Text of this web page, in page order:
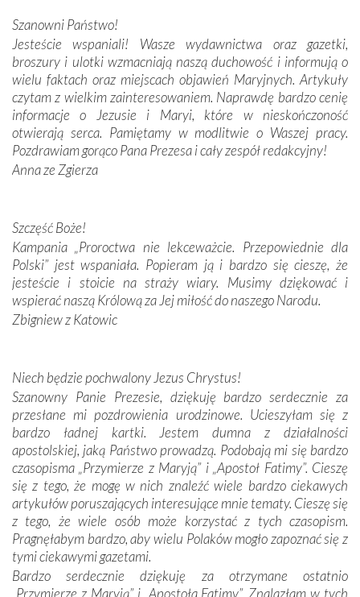
budowniczych.
Podążyliśmy też śladami fatimskich wizjonerów – Łucji
dos Santos oraz świętych Hiacynty i Franciszka Marto.
Modliliśmy się przy ich grobach. Odprawiliśmy Drogę
Krzyżową w ich rodzinnych stronach, odwiedziliśmy
domy, w których żyli.
W miejscu objawień Matki Bożej zapaliliśmy świece
Podczas tej kilkudniowej wyprawy na każdym kroku
spotykaliśmy się z serdeczną otwartością
Portugalczyków. Podziwialiśmy ich ludową sztukę i
zwyczaje. Mimo że nasze kraje są od siebie bardzo
oddalone, w żaden sposób nie czuliśmy się obco.
Sprawiła to oczywiście sama Matka Boża, ale też
kulturowa bliskość biorąca swój początek w naszej
mieliśmy okazję przekonać się, że Maryja swoją opieką
otacza nie tylko nasz naród, lecz wszystkie nacje, które
się Jej ufnie oddają, a także każdą osobę, która zawierza
Jej siebie oraz swych bliskich.
Dzieje Portugalii to również historia wierności Bogu i
odstępstw, także w życiu władców. Trudne momenty w
wymiarze tak osobistym, jak i zbiorowym, przypominają o
konieczności ciągłego zabiegania o własną duszę i o łaskę
Opatrzności. Wierność przynosi pomyślność –
przynajmniej w życiu duchowym. Odstępstwo owocuje
nieszczęściem i śmiercią. Te uniwersalne prawdy
Szanowni Państwo!
Jesteście wspaniali! Wasze wydawnictwa oraz gazetki,
broszury i ulotki wzmacniają naszą duchowość i informują o
wielu faktach oraz miejscach objawień Maryjnych. Artykuły
czytam z wielkim zainteresowaniem. Naprawdę bardzo cenię
informacje o Jezusie i Maryi, które w nieskończoność
otwierają serca. Pamiętamy w modlitwie o Waszej pracy.
Pozdrawiam gorąco Pana Prezesa i cały zespół redakcyjny!
Anna ze Zgierza
Szczęść Boże!
Kampania „Proroctwa nie lekceważcie. Przepowiednie dla
Polski” jest wspaniała. Popieram ją i bardzo się cieszę, że
jesteście i stoicie na straży wiary. Musimy dziękować i
wspierać naszą Królową za Jej miłość do naszego Narodu.
Zbigniew z Katowic
Niech będzie pochwalony Jezus Chrystus!
Szanowny Panie Prezesie, dziękuję bardzo serdecznie za
przesłane mi pozdrowienia urodzinowe. Ucieszyłam się z
bardzo ładnej kartki. Jestem dumna z działalności
apostolskiej, jaką Państwo prowadzą. Podobają mi się bardzo
czasopisma „Przymierze z Maryją” i „Apostoł Fatimy”. Cieszę
się z tego, że mogę w nich znaleźć wiele bardzo ciekawych
artykułów poruszających interesujące mnie tematy. Cieszę się
z tego, że wiele osób może korzystać z tych czasopism.
Pragnęłabym bardzo, aby wielu Polaków mogło zapoznać się z
tymi ciekawymi gazetami.
Bardzo serdecznie dziękuję za otrzymane ostatnio
„Przymierze z Maryją” i „Apostoła Fatimy”. Znalazłam w tych